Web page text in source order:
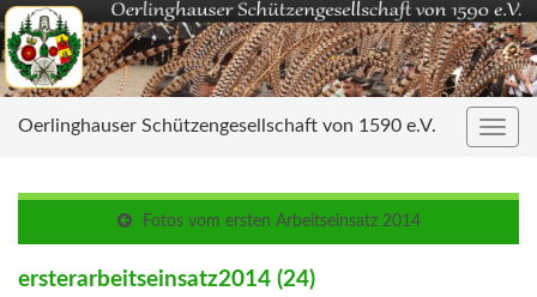
Oerlinghauser Schützengesellschaft von 1590 e.V.
Fotos vom ersten Arbeitseinsatz 2014
ersterarbeitseinsatz2014 (24)